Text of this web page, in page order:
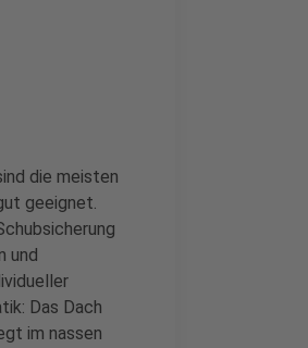
die meisten
geeignet.
und
Das Dach
im nassen